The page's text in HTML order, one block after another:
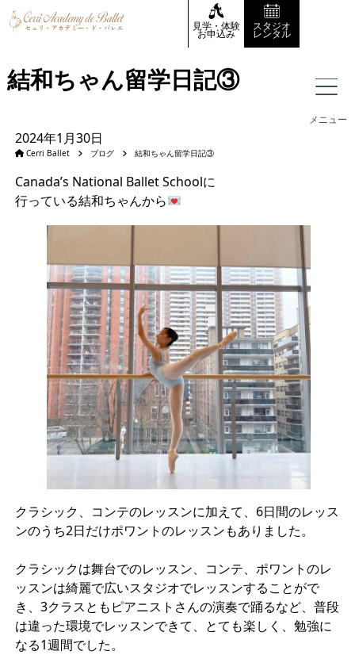
見学・体験
お申込み
スタジオ
レンタル
メニュー
結和ちゃん留学日記③
2024年1月30日
Cerri Ballet ブログ 結和ちゃん留学日記③
Canada’s National Ballet Schoolに
行っている結和ちゃんから
クラシック、コンテのレッスンに加えて、6日間のレッス
ンのうち2日だけポワントのレッスンもありました。
クラシックは舞台でのレッスン、コンテ、ポワントのレ
ッスンは綺麗で広いスタジオでレッスンすることがで
き、3クラスともピアニストさんの演奏で踊るなど、普段
は違った環境でレッスンできて、とても楽しく、勉強に
なる1週間でした。